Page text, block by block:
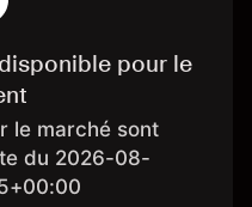
pour le
le marché sont
du 2026-08-